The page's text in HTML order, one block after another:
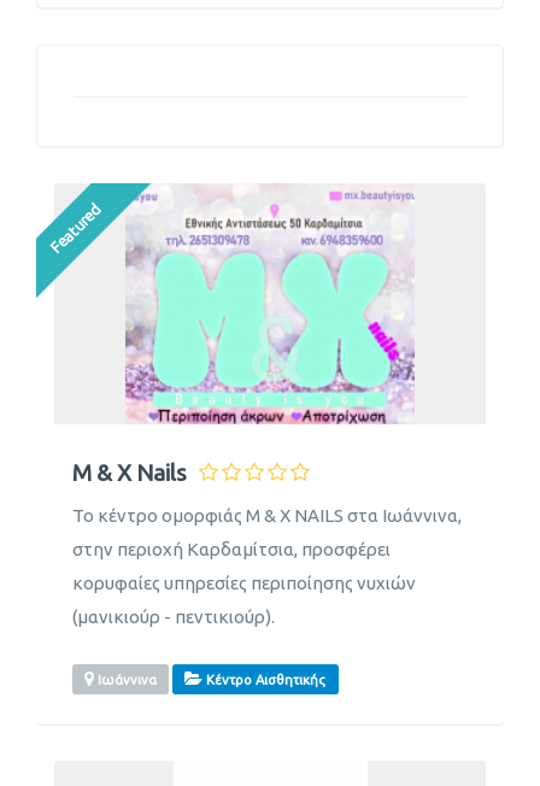
Featured
M & X Nails
Το κέντρο ομορφιάς M & X NAILS στα Ιωάννινα,
στην περιοχή Καρδαμίτσια, προσφέρει
κορυφαίες υπηρεσίες περιποίησης νυχιών
(μανικιούρ - πεντικιούρ).
Ιωάννινα Κέντρο Αισθητικής